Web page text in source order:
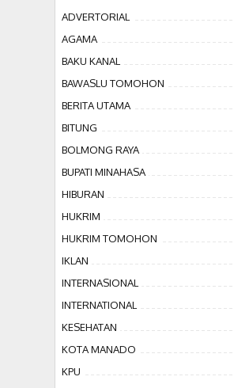
ADVERTORIAL
AGAMA
BAKU KANAL
BAWASLU TOMOHON
BERITA UTAMA
BITUNG
BOLMONG RAYA
BUPATI MINAHASA
HIBURAN
HUKRIM
HUKRIM TOMOHON
IKLAN
INTERNASIONAL
INTERNATIONAL
KESEHATAN
KOTA MANADO
KPU